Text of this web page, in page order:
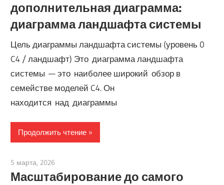
дополнительная диаграмма:
диаграмма ландшафта системы
Цель диаграммы ландшафта системы (уровень 0
C4 / ландшафт) Это диаграмма ландшафта
системы — это наиболее широкий обзор в
семействе моделей C4. Он
находится над диаграммы
Продолжить чтение
5 марта, 2026
Масштабирование до самого